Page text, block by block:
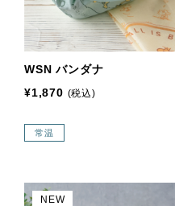
WSN バンダナ
¥1,870 (税込)
常温
NEW